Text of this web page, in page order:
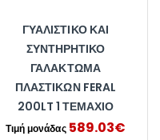
ΓΥΑΛΙΣΤΙΚΌ ΚΑΙ
ΣΥΝΤΗΡΗΤΙΚΌ
ΓΑΛΆΚΤΩΜΑ
ΠΛΑΣΤΙΚΏΝ FERAL
200LT 1 ΤΕΜΆΧΙΟ
589.03€